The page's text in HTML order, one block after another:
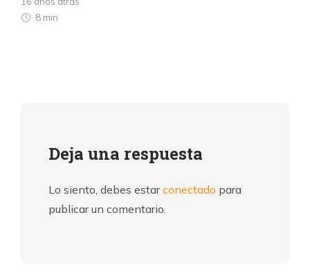
8 min
Deja una respuesta
Lo siento, debes estarconectado para
publicar un comentario.